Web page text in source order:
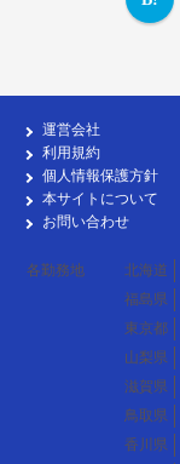
運営会社
利用規約
個人情報保護方針
本サイトについて
お問い合わせ
各勤務地 北海道
福島県
東京都
山梨県
滋賀県
鳥取県
香川県